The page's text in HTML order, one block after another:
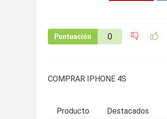
Puntuación 0
COMPRAR IPHONE 4S
Producto Destacados